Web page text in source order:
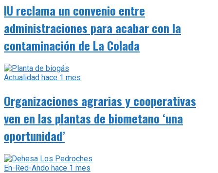
IU reclama un convenio entre
administraciones para acabar con la
contaminación de La Colada
Actualidad hace 1 mes
Organizaciones agrarias y cooperativas
ven en las plantas de biometano ‘una
oportunidad’
En-Red-Ando hace 1 mes